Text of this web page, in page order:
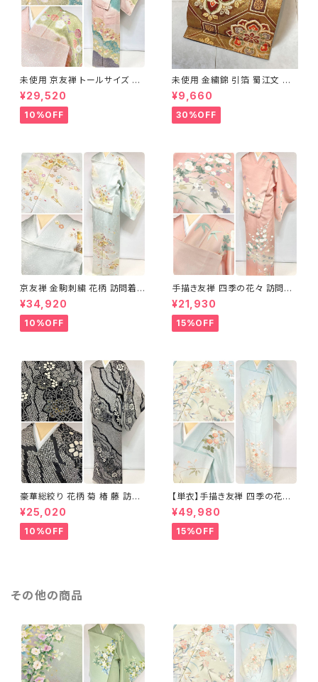
未使用 京友禅 トールサイズ 染
め分け 金彩 訪問着 袷 正絹 ピ
ンク 黄緑 紫 黄色 1438
¥29,520
10%OFF
未使用 金繍錦 引箔 蜀江文 唐
織 華紋 袋帯 正絹 金糸 ゴール
ド 赤 紫 710
¥9,660
30%OFF
京友禅 金駒刺繍 花柄 訪問着
正絹 水色 黄緑 パステルカラー
アイスグリーン 1433
¥34,920
10%OFF
手描き友禅 四季の花々 訪問着
袷 正絹 サーモンピンク クリー
ム 白 桃花色 1434
¥21,930
15%OFF
豪華総絞り 花柄 菊 椿 藤 訪問
着 鹿の子絞り ラメ 正絹 黒 白
グレー 1435
¥25,020
10%OFF
【単衣】手描き友禅 四季の花々
正絹 訪問着 水色 黄緑 白 パス
テルカラー 1431
¥49,980
15%OFF
その他の商品